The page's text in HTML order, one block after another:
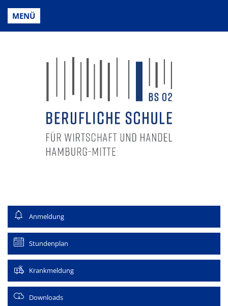
MENÜ
Anmeldung
Stundenplan
Krankmeldung
Downloads